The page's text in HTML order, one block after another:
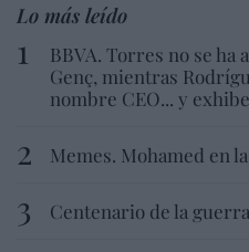
Lo más leído
BBVA. Torres no se ha
Genç, mientras
nombre CEO... y
Memes. Mohamed en
Centenario de la